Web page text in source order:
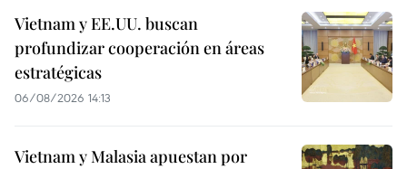
Vietnam y EE.UU. buscan
profundizar cooperación en áreas
estratégicas
06/08/2026 14:13
Vietnam y Malasia apuestan por